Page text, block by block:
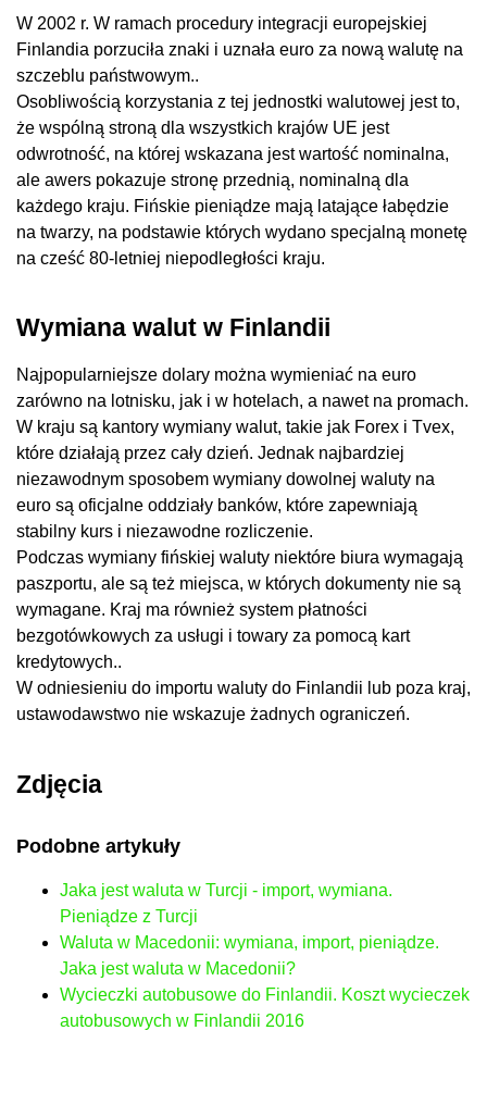
W 2002 r. W ramach procedury integracji europejskiej
Finlandia porzuciła znaki i uznała euro za nową walutę na
szczeblu państwowym..
Osobliwością korzystania z tej jednostki walutowej jest to,
że wspólną stroną dla wszystkich krajów UE jest
odwrotność, na której wskazana jest wartość nominalna,
ale awers pokazuje stronę przednią, nominalną dla
każdego kraju. Fińskie pieniądze mają latające łabędzie
na twarzy, na podstawie których wydano specjalną monetę
na cześć 80-letniej niepodległości kraju.
Wymiana walut w Finlandii
Najpopularniejsze dolary można wymieniać na euro
zarówno na lotnisku, jak i w hotelach, a nawet na promach.
W kraju są kantory wymiany walut, takie jak Forex i Tvex,
które działają przez cały dzień. Jednak najbardziej
niezawodnym sposobem wymiany dowolnej waluty na
euro są oficjalne oddziały banków, które zapewniają
stabilny kurs i niezawodne rozliczenie.
Podczas wymiany fińskiej waluty niektóre biura wymagają
paszportu, ale są też miejsca, w których dokumenty nie są
wymagane. Kraj ma również system płatności
bezgotówkowych za usługi i towary za pomocą kart
kredytowych..
W odniesieniu do importu waluty do Finlandii lub poza kraj,
ustawodawstwo nie wskazuje żadnych ograniczeń.
Zdjęcia
Podobne artykuły
Jaka jest waluta w Turcji - import, wymiana.
Pieniądze z Turcji
Waluta w Macedonii: wymiana, import, pieniądze.
Jaka jest waluta w Macedonii?
Wycieczki autobusowe do Finlandii. Koszt wycieczek
autobusowych w Finlandii 2016